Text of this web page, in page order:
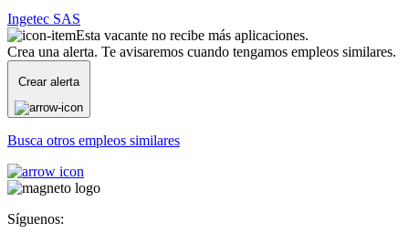
Ingetec SAS
Esta vacante no recibe más aplicaciones.
Crea una alerta. Te avisaremos cuando tengamos empleos similares.
Crear alerta
Busca otros empleos similares
Síguenos: